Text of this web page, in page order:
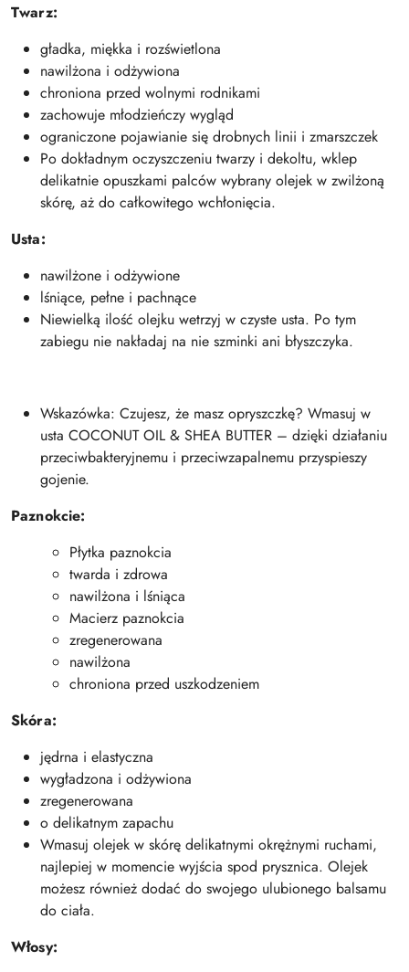
Twarz:
gładka, miękka i rozświetlona
nawilżona i odżywiona
chroniona przed wolnymi rodnikami
zachowuje młodzieńczy wygląd
ograniczone pojawianie się drobnych linii i zmarszczek
Po dokładnym oczyszczeniu twarzy i dekoltu, wklep
delikatnie opuszkami palców wybrany olejek w zwilżoną
skórę, aż do całkowitego wchłonięcia.
Usta:
nawilżone i odżywione
lśniące, pełne i pachnące
Niewielką ilość olejku wetrzyj w czyste usta. Po tym
zabiegu nie nakładaj na nie szminki ani błyszczyka.
Wskazówka: Czujesz, że masz opryszczkę? Wmasuj w
usta COCONUT OIL & SHEA BUTTER – dzięki działaniu
przeciwbakteryjnemu i przeciwzapalnemu przyspieszy
gojenie.
Paznokcie:
Płytka paznokcia
twarda i zdrowa
nawilżona i lśniąca
Macierz paznokcia
zregenerowana
nawilżona
chroniona przed uszkodzeniem
Skóra:
jędrna i elastyczna
wygładzona i odżywiona
zregenerowana
o delikatnym zapachu
Wmasuj olejek w skórę delikatnymi okrężnymi ruchami,
najlepiej w momencie wyjścia spod prysznica. Olejek
możesz również dodać do swojego ulubionego balsamu
do ciała.
Włosy: